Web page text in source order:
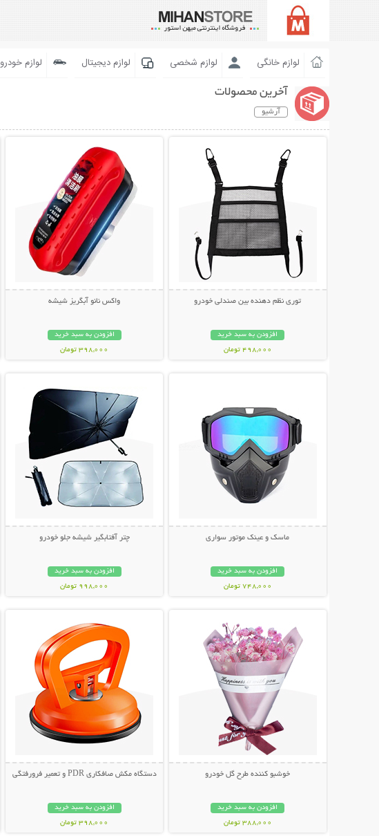
لوازم خانگی لوازم شخصی لوازم دیجیتال لوازم خودرو
آخرین محصولات
آرشیو
توری نظم دهنده بین صندلی خودرو
افزودن به سبد خرید
498,000 تومان
واکس نانو آبگریز شیشه
افزودن به سبد خرید
398,000 تومان
ماسک و عینک موتور سواری
افزودن به سبد خرید
748,000 تومان
چتر آفتابگیر شیشه جلو خودرو
افزودن به سبد خرید
998,000 تومان
خوشبو کننده طرح گل خودرو
افزودن به سبد خرید
388,000 تومان
دستگاه مکش صافکاری PDR و تعمیر فرورفتگی
افزودن به سبد خرید
398,000 تومان